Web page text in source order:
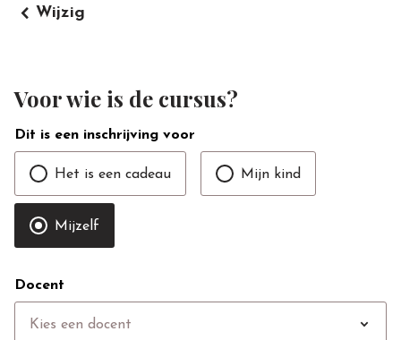
keyboard_arrow_left Wijzig
Voor wie is de cursus?
Dit is een inschrijving voor
Het is een cadeau Mijn kind
Mijzelf
Docent
Kies een docent expand_more